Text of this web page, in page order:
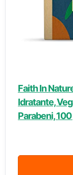
Faith In
Idratante,
Parabeni, 100